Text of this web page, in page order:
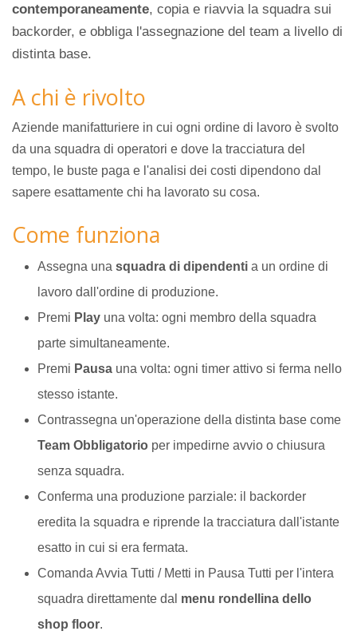
contemporaneamente, copia e riavvia la squadra sui
backorder, e obbliga l'assegnazione del team a livello di
distinta base.
A chi è rivolto
Aziende manifatturiere in cui ogni ordine di lavoro è svolto
da una squadra di operatori e dove la tracciatura del
tempo, le buste paga e l'analisi dei costi dipendono dal
sapere esattamente chi ha lavorato su cosa.
Come funziona
Assegna una squadra di dipendenti a un ordine di
lavoro dall'ordine di produzione.
Premi Play una volta: ogni membro della squadra
parte simultaneamente.
Premi Pausa una volta: ogni timer attivo si ferma nello
stesso istante.
Contrassegna un'operazione della distinta base come
Team Obbligatorio per impedirne avvio o chiusura
senza squadra.
Conferma una produzione parziale: il backorder
eredita la squadra e riprende la tracciatura dall'istante
esatto in cui si era fermata.
Comanda Avvia Tutti / Metti in Pausa Tutti per l'intera
squadra direttamente dal menu rondellina dello
shop floor.